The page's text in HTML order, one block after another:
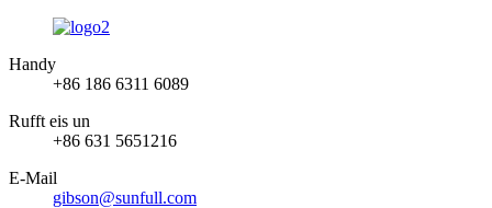
Handy
+86 186 6311 6089
Rufft eis un
+86 631 5651216
E-Mail
gibson@sunfull.com